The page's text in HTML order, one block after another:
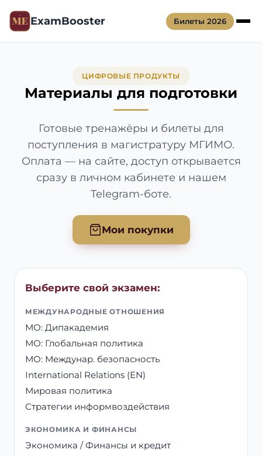
ExamBooster Билеты 2026
ЦИФРОВЫЕ ПРОДУКТЫ
Материалы для подготовки
Готовые тренажёры и билеты для
поступления в магистратуру МГИМО.
Оплата — на сайте, доступ открывается
сразу в личном кабинете и нашем
Telegram-боте.
Мои покупки
Выберите свой экзамен:
МЕЖДУНАРОДНЫЕ ОТНОШЕНИЯ
МО: Дипакадемия
МО: Глобальная политика
МО: Междунар. безопасность
International Relations (EN)
Мировая политика
Стратегии информвоздействия
ЭКОНОМИКА И ФИНАНСЫ
Экономика / Финансы и кредит